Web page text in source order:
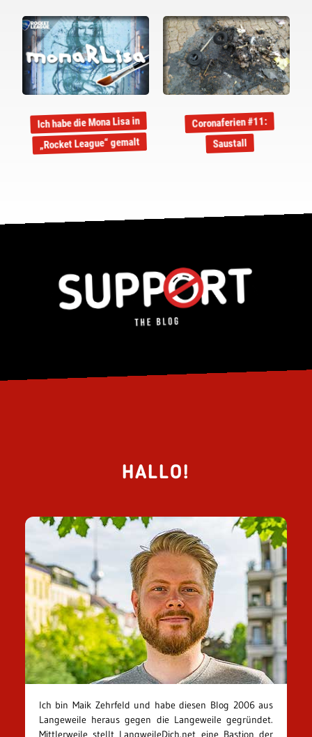
Ich habe die Mona Lisa in
„Rocket League“ gemalt
Coronaferien #11:
Saustall
HALLO!
Ich bin Maik Zehrfeld und habe diesen Blog 2006 aus
Langeweile heraus gegen die Langeweile gegründet.
Mittlerweile stellt LangweileDich.net eine Bastion der